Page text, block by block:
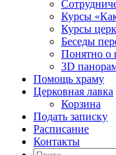
Курсы
Курсы
Беседы
Понятно о
3D
Помощь храму
Церковная лавка
Корзина
Подать записку
Расписание
Контакты